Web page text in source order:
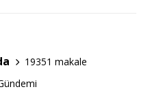
19351 makale